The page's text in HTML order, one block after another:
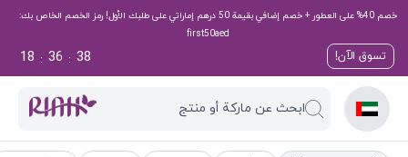
خصم 40% على العطور + خصم إضافي بقيمة 50 درهم إماراتي على طلبك الأول! رمز الخصم الخاص بك:
first50aed
تسوق الآن! 37
:
36
:
18
ابحث عن ماركة أو منتج